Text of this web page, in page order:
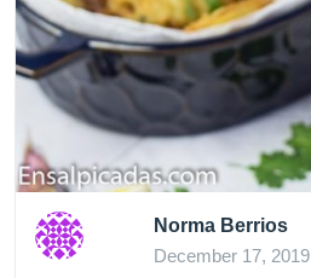
Norma Berrios
December 17, 2019